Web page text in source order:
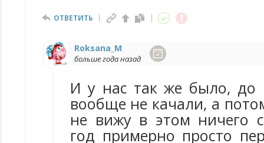
ОТВЕТИТЬ
Roksana_M
больше года назад
И у нас так же было, до
вообще не качали, а
не вижу в этом ничего
год примерно просто